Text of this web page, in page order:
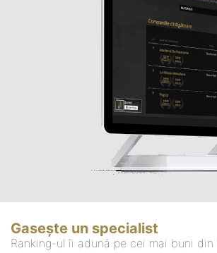
Gasește un specialist
Ranking-ul îi adună pe cei mai buni